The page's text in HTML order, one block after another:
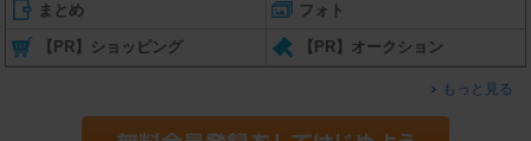
まとめ フォト
【PR】ショッピング 【PR】オークション
もっと見る